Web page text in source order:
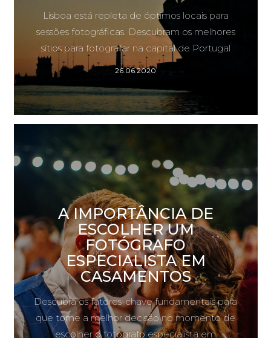
Lisboa está repleta de óptimos locais para
sessões fotográficas. Descubram os melhores
sítios para fotografar na capital de Portugal
26.06.2020
A IMPORTÂNCIA DE
ESCOLHER UM
FOTÓGRAFO
ESPECIALISTA EM
CASAMENTOS
Descubra os fatores-chave fundamentais para
que tome a melhor decisão no momento de
escolher o fotógrafo especialista em